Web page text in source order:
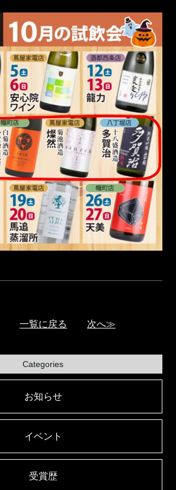
一覧に戻る 次へ≫
Categories
お知らせ
イベント
受賞歴